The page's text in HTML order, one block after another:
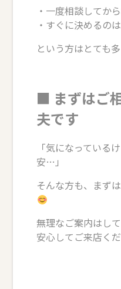
・一度相談してか
・すぐに決めるの
という方はとても
■ まずはご
夫です
「気になっている
安…」
そんな方も、まず
無理なご案内はし
安心してご来店くだ